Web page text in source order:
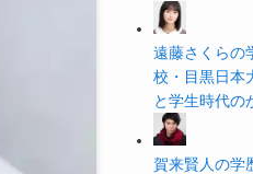
遠藤さくらの
校・目黒日本
と学生時代の
賀来賢人の学